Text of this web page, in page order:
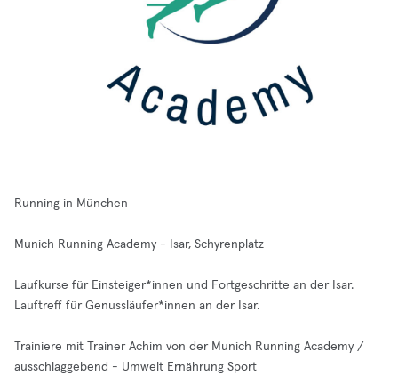
Running in München
Munich Running Academy - Isar, Schyrenplatz
Laufkurse für Einsteiger*innen und Fortgeschritte an der Isar.
Lauftreff für Genussläufer*innen an der Isar.
Trainiere mit Trainer Achim von der Munich Running Academy /
ausschlaggebend - Umwelt Ernährung Sport